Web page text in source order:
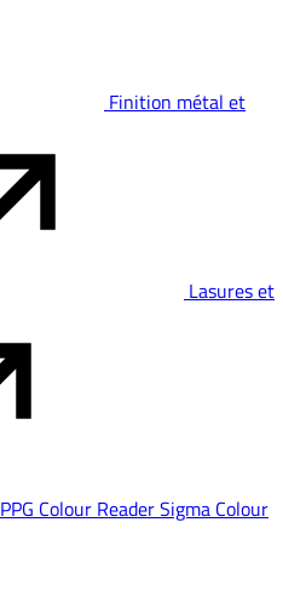
Finition métal et
Lasures et
PPG Colour ReaderSigma Colour